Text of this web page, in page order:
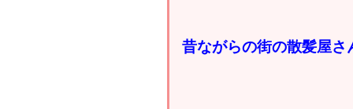
昔ながらの街の散髪屋さ